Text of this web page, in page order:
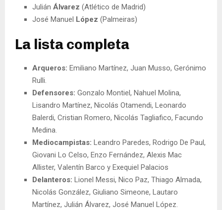
Julián Álvarez (Atlético de Madrid)
José Manuel López (Palmeiras)
La lista completa
Arqueros: Emiliano Martínez, Juan Musso, Gerónimo
Rulli.
Defensores: Gonzalo Montiel, Nahuel Molina,
Lisandro Martínez, Nicolás Otamendi, Leonardo
Balerdi, Cristian Romero, Nicolás Tagliafico, Facundo
Medina.
Mediocampistas: Leandro Paredes, Rodrigo De Paul,
Giovani Lo Celso, Enzo Fernández, Alexis Mac
Allister, Valentín Barco y Exequiel Palacios
Delanteros: Lionel Messi, Nico Paz, Thiago Almada,
Nicolás González, Giuliano Simeone, Lautaro
Martínez, Julián Álvarez, José Manuel López.